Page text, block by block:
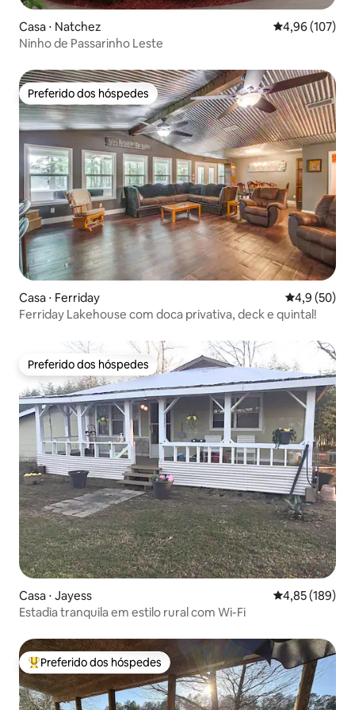
Casa ⋅ Natchez 4,96 de uma
4,96 (107)
Ninho de Passarinho Leste
Preferido dos hóspedes
Preferido dos hóspedes
Casa ⋅ Ferriday 4,9 de uma
4,9 (50)
Ferriday Lakehouse com doca privativa, deck e quintal!
Preferido dos hóspedes
Preferido dos hóspedes
Casa ⋅ Jayess 4,85 de uma
4,85 (189)
Estadia tranquila em estilo rural com Wi-Fi
Entre os melhores preferidos dos hóspedes
Preferido dos hóspedes